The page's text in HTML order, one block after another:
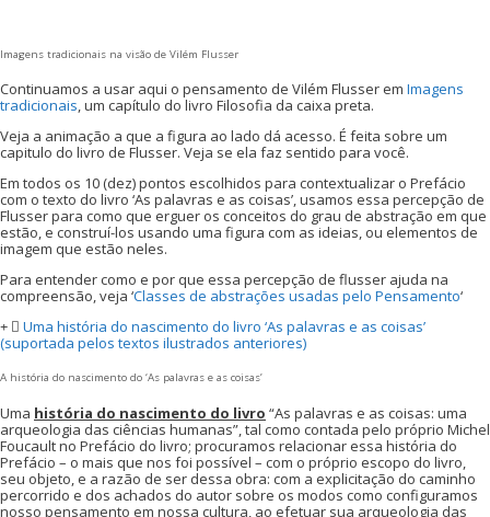
Imagens tradicionais na visão de Vilém Flusser
Continuamos a usar aqui o pensamento de Vilém Flusser em Imagens
tradicionais, um capítulo do livro Filosofia da caixa preta.
Veja a animação a que a figura ao lado dá acesso. É feita sobre um
capitulo do livro de Flusser. Veja se ela faz sentido para você.
Em todos os 10 (dez) pontos escolhidos para contextualizar o Prefácio
com o texto do livro ‘As palavras e as coisas’, usamos essa percepção de
Flusser para como que erguer os conceitos do grau de abstração em que
estão, e construí-los usando uma figura com as ideias, ou elementos de
imagem que estão neles.
Para entender como e por que essa percepção de flusser ajuda na
compreensão, veja ‘Classes de abstrações usadas pelo Pensamento‘
Uma história do nascimento do livro ‘As palavras e as coisas’
(suportada pelos textos ilustrados anteriores)
A história do nascimento do ‘As palavras e as coisas’
Uma história do nascimento do livro “As palavras e as coisas: uma
arqueologia das ciências humanas”, tal como contada pelo próprio Michel
Foucault no Prefácio do livro; procuramos relacionar essa história do
Prefácio – o mais que nos foi possível – com o próprio escopo do livro,
seu objeto, e a razão de ser dessa obra: com a explicitação do caminho
percorrido e dos achados do autor sobre os modos como configuramos
nosso pensamento em nossa cultura, ao efetuar sua arqueologia das